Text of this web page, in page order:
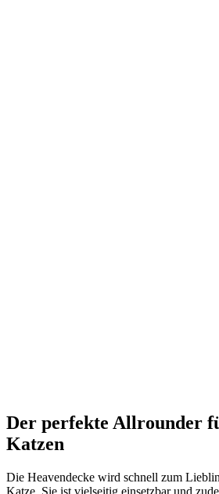
Der perfekte Allrounder
Katzen
Die Heavendecke wird schnell zum
Katze. Sie ist vielseitig einsetzbar und